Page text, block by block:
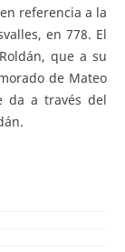
referencia a la
en 778. El
que a su
de Mateo
da a través del